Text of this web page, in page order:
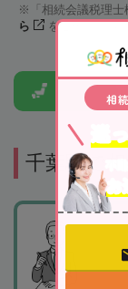
「相続会議税理
ら
をご確認下さ
千葉駅で
相
不
お